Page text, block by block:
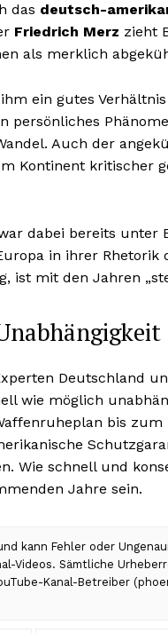
das deutsch-
Friedrich Merz zieht
als merklich
ein gutes
persönliches
Auch der
Kontinent kritischer
dabei bereits unter
in ihrer
ist mit den Jahren
Deutschland
wie möglich
bis
Wie schnell und
Jahre sein.
kann Fehler oder
Videos. Sämtliche
Kanal-Betreiber